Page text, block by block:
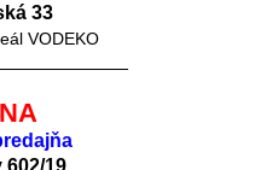
33
VODEKO